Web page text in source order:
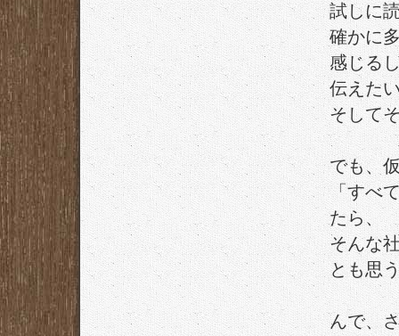
試しに
確かに
感じる
伝えた
そして
でも、
「すべ
たら、
そんな
とも思
んで、